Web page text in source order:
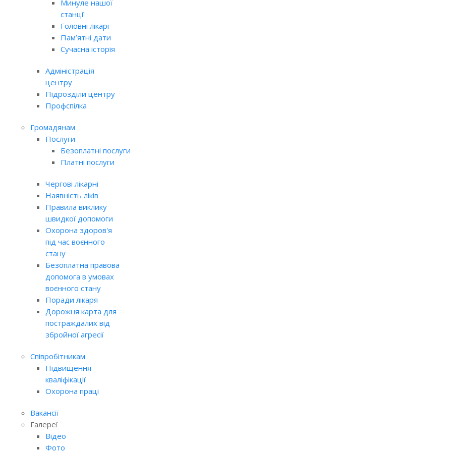
Минуле нашої
станції
Головні лікарі
Пам’ятні дати
Сучасна історія
Адміністрація
центру
Підрозділи центру
Профспілка
Громадянам
Послуги
Безоплатні послуги
Платні послуги
Чергові лікарні
Наявність ліків
Правила виклику
швидкої допомоги
Охорона здоров'я
під час воєнного
стану
Безоплатна правова
допомога в умовах
воєнного стану
Поради лікаря
Дорожня карта для
постраждалих від
збройної агресії
Співробітникам
Підвищення
кваліфікації
Охорона праці
Вакансії
Галереї
Відео
Фото